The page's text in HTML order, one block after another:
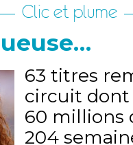
Clic et plume
63 titres
circuit dont
60 millions
204